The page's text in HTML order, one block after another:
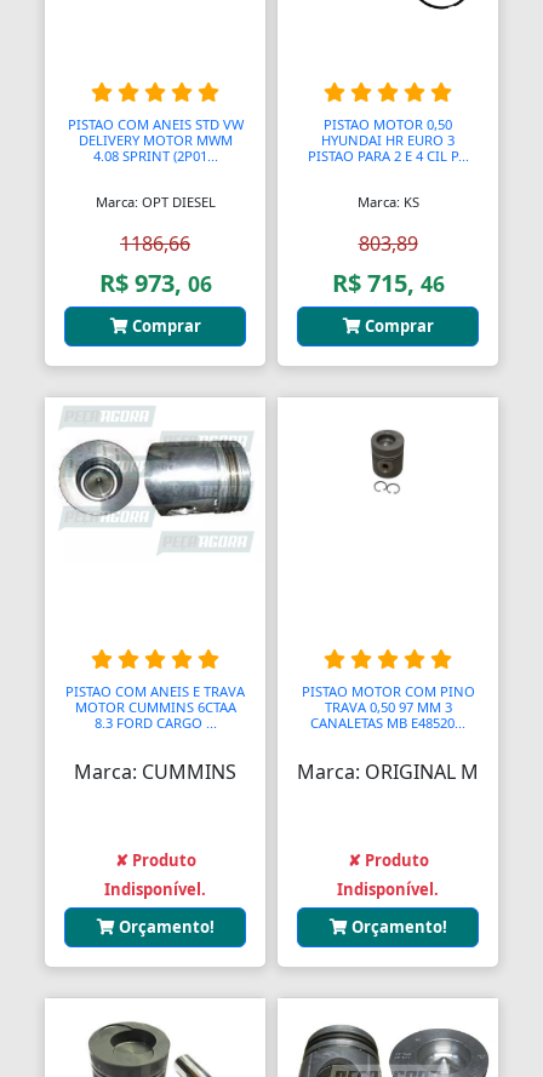
PISTAO COM ANEIS STD VW
DELIVERY MOTOR MWM
4.08 SPRINT (2P01...
Marca: OPT DIESEL
1186,66
R$ 973, 06
Comprar
PISTAO MOTOR 0,50
HYUNDAI HR EURO 3
PISTAO PARA 2 E 4 CIL P...
Marca: KS
803,89
R$ 715, 46
Comprar
PISTAO COM ANEIS E TRAVA
MOTOR CUMMINS 6CTAA
8.3 FORD CARGO ...
Marca: CUMMINS
✘ Produto
Indisponível.
Orçamento!
PISTAO MOTOR COM PINO
TRAVA 0,50 97 MM 3
CANALETAS MB E48520...
Marca: ORIGINAL M
✘ Produto
Indisponível.
Orçamento!